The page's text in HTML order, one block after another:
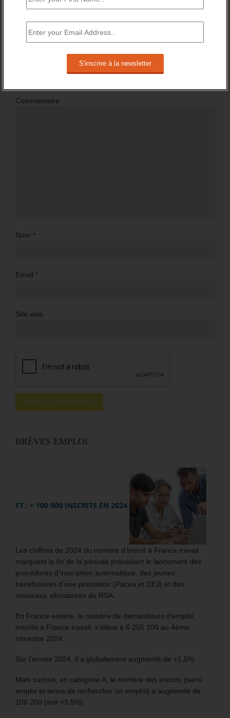
révélateur de l’insuffisance de la politique de l’emploi ?”
Commentaire
Nom *
Email *
Site web
BRÈVES EMPLOI
FT : + 100 000 INSCRITS EN 2024
Les chiffres de 2024 du nombre d’inscrit à France travail
marquent la fin de la période précédant le lancement des
procédures d’inscription automatique, des jeunes
bénéficiaires d’une prestation (Pacea et CEJ) et des
nouveaux allocataires du RSA.
En France entière, le nombre de demandeurs d’emploi,
inscrits à France travail, s’élève à 6 255 100 au 4ème
trimestre 2024.
Sur l’année 2024, il a globalement augmenté de +1,5%.
Mais surtout, en catégorie A, le nombre des inscrits (sans
emploi et tenus de rechercher un emploi) a augmenté de
106 200 (soit +3,5%).